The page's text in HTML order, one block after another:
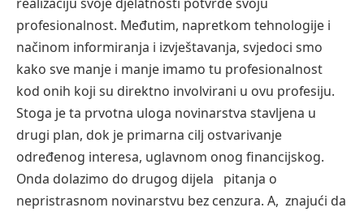
profesionalnost. Međutim, napretkom tehnologije i
načinom informiranja i izvještavanja, svjedoci smo
kako sve manje i manje imamo tu profesionalnost
kod onih koji su direktno involvirani u ovu profesiju.
Stoga je ta prvotna uloga novinarstva stavljena u
drugi plan, dok je primarna cilj ostvarivanje
određenog interesa, uglavnom onog financijskog.
Onda dolazimo do drugog dijela pitanja o
nepristrasnom novinarstvu bez cenzura. A, znajući da